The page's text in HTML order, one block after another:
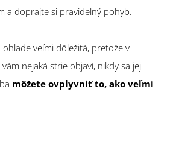
a doprajte si pravidelný pohyb.
veľmi dôležitá, pretože v
nejaká strie objaví, nikdy sa jej
môžete ovplyvniť to, ako veľmi